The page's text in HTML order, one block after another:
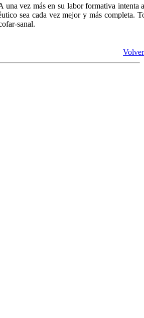
vez más en su labor formativa intenta
sea cada vez mejor y más completa.
sanal.